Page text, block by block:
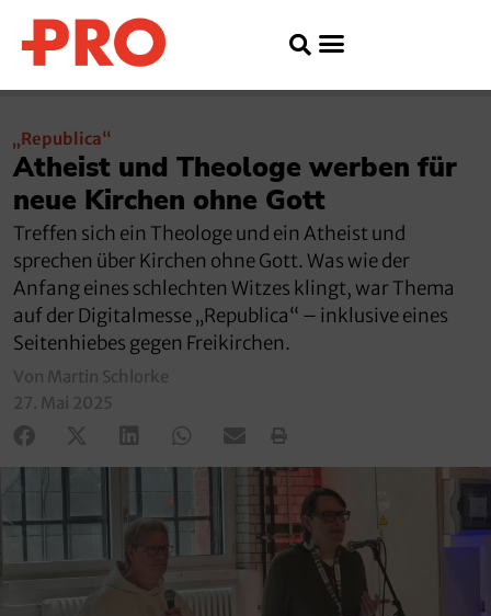
„Republica“
Atheist und Theologe werben für
neue Kirchen ohne Gott
Treffen sich ein Theologe und ein Atheist und
sprechen über Kirchen ohne Gott. Was wie der
Anfang eines schlechten Witzes klingt, war Thema
auf der Digitalmesse „Republica“ – inklusive eines
Seitenhiebes gegen Freikirchen.
Von Martin Schlorke
27. Mai 2025